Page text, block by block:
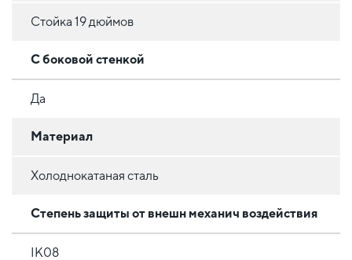
Стойка 19 дюймов
С боковой стенкой
Да
Материал
Холоднокатаная сталь
Степень защиты от внешн механич воздействия
IK08